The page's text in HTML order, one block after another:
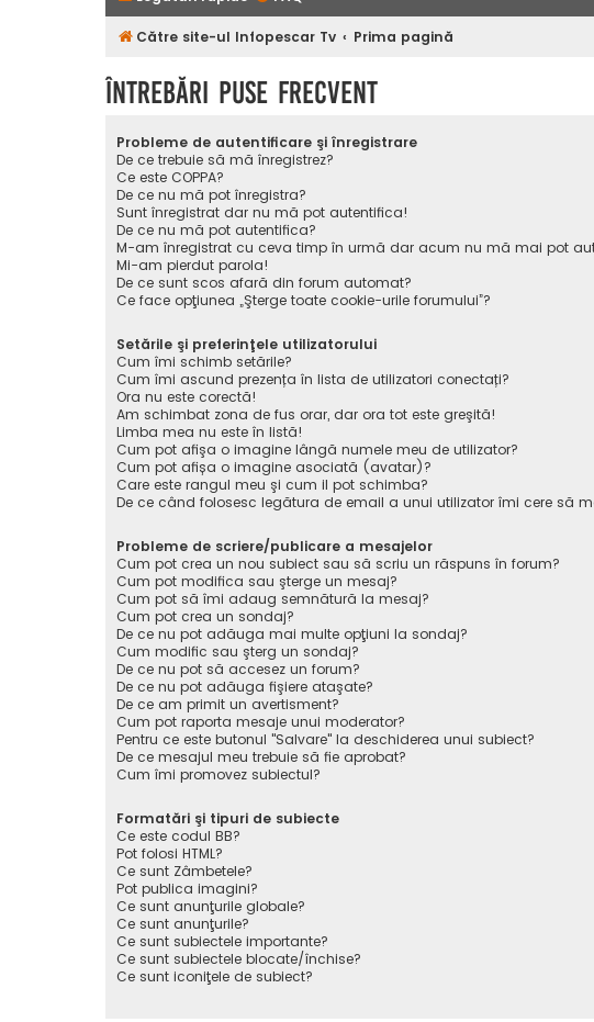
Către site-ul Infopescar Tv Prima pagină
Întrebări puse frecvent
Probleme de autentificare şi înregistrare
De ce trebuie să mă înregistrez?
Ce este COPPA?
De ce nu mă pot înregistra?
Sunt înregistrat dar nu mă pot autentifica!
De ce nu mă pot autentifica?
M-am înregistrat cu ceva timp în urmă dar acum nu mă mai pot
Mi-am pierdut parola!
De ce sunt scos afară din forum automat?
Ce face opţiunea „Şterge toate cookie-urile forumului”?
Setările şi preferinţele utilizatorului
Cum îmi schimb setările?
Cum îmi ascund prezența în lista de utilizatori conectați?
Ora nu este corectă!
Am schimbat zona de fus orar, dar ora tot este greşită!
Limba mea nu este în listă!
Cum pot afişa o imagine lângă numele meu de utilizator?
Cum pot afișa o imagine asociată (avatar)?
Care este rangul meu şi cum il pot schimba?
De ce când folosesc legătura de email a unui utilizator îmi cere să
Probleme de scriere/publicare a mesajelor
Cum pot crea un nou subiect sau să scriu un răspuns în forum?
Cum pot modifica sau şterge un mesaj?
Cum pot să îmi adaug semnătură la mesaj?
Cum pot crea un sondaj?
De ce nu pot adăuga mai multe opţiuni la sondaj?
Cum modific sau şterg un sondaj?
De ce nu pot să accesez un forum?
De ce nu pot adăuga fişiere ataşate?
De ce am primit un avertisment?
Cum pot raporta mesaje unui moderator?
Pentru ce este butonul "Salvare" la deschiderea unui subiect?
De ce mesajul meu trebuie să fie aprobat?
Cum îmi promovez subiectul?
Formatări şi tipuri de subiecte
Ce este codul BB?
Pot folosi HTML?
Ce sunt Zâmbetele?
Pot publica imagini?
Ce sunt anunţurile globale?
Ce sunt anunţurile?
Ce sunt subiectele importante?
Ce sunt subiectele blocate/închise?
Ce sunt iconiţele de subiect?